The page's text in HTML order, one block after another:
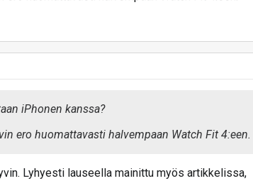
iPhonen kanssa?
ero huomattavasti halvempaan Watch Fit 4:een.
Lyhyesti lauseella mainittu myös artikkelissa,